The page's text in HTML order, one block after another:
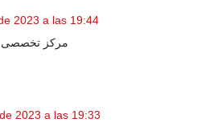
de 2023 a las 19:44
مرکز تخصصی
2023 a las 19:33